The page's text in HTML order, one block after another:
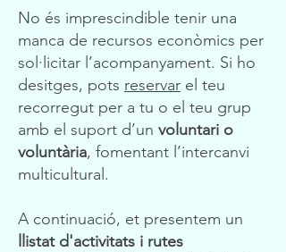
No és imprescindible tenir una
manca de recursos econòmics per
sol·licitar l’acompanyament. Si ho
desitges, pots reservar el teu
recorregut per a tu o el teu grup
amb el suport d’un voluntari o
voluntària, fomentant l’intercanvi
multicultural.
A continuació, et presentem un
llistat d'activitats i rutes